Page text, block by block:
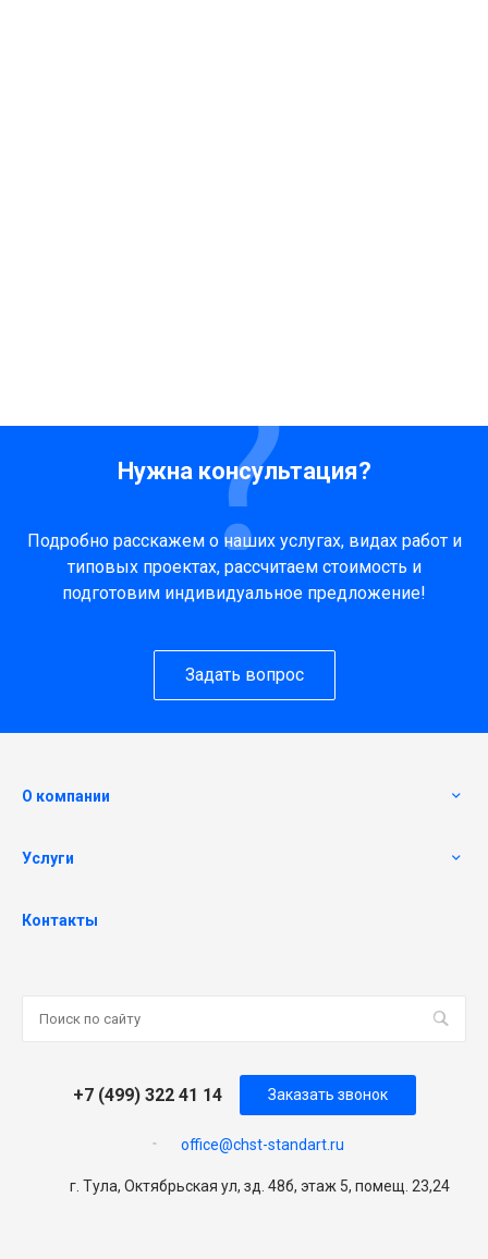
Нужна консультация?
Подробно расскажем о наших услугах, видах работ и
типовых проектах, рассчитаем стоимость и
подготовим индивидуальное предложение!
Задать вопрос
О компании
Услуги
Контакты
+7 (499) 322 41 14
office@chst-standart.ru
Заказать звонок
г. Тула, Октябрьская ул, зд. 48б, этаж 5, помещ. 23,24